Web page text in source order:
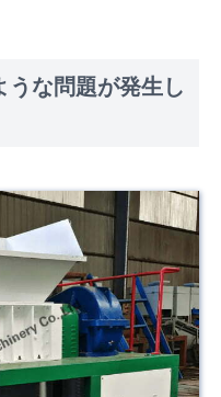
うな問題が発生し